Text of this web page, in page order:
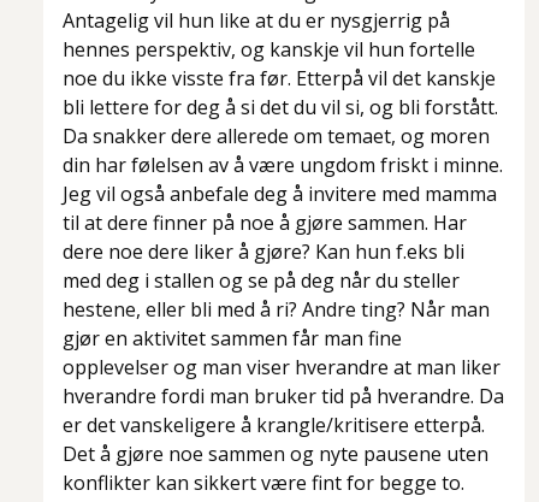
Antagelig vil hun like at du er nysgjerrig på
hennes perspektiv, og kanskje vil hun fortelle
noe du ikke visste fra før. Etterpå vil det kanskje
bli lettere for deg å si det du vil si, og bli forstått.
Da snakker dere allerede om temaet, og moren
din har følelsen av å være ungdom friskt i minne.
Jeg vil også anbefale deg å invitere med mamma
til at dere finner på noe å gjøre sammen. Har
dere noe dere liker å gjøre? Kan hun f.eks bli
med deg i stallen og se på deg når du steller
hestene, eller bli med å ri? Andre ting? Når man
gjør en aktivitet sammen får man fine
opplevelser og man viser hverandre at man liker
hverandre fordi man bruker tid på hverandre. Da
er det vanskeligere å krangle/kritisere etterpå.
Det å gjøre noe sammen og nyte pausene uten
konflikter kan sikkert være fint for begge to.